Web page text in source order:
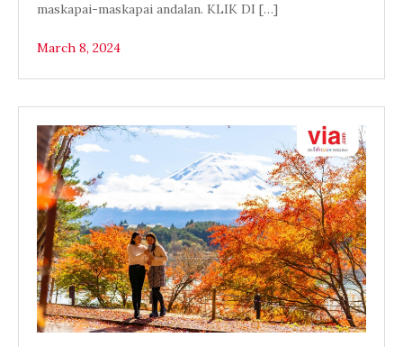
maskapai-maskapai andalan. KLIK DI […]
March 8, 2024